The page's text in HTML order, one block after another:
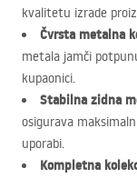
kvalitetu izrade
Čvrsta metalna
metala jamči
kupaonici.
Stabilna zidna
osigurava
uporabi.
Kompletna